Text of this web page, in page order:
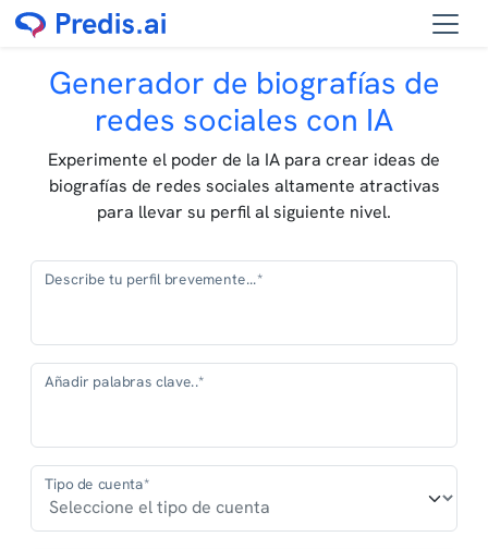
Generador de biografías de
redes sociales con IA
Experimente el poder de la IA para crear ideas de
biografías de redes sociales altamente atractivas
para llevar su perfil al siguiente nivel.
Describe tu perfil brevemente...*
Añadir palabras clave..*
Tipo de cuenta*